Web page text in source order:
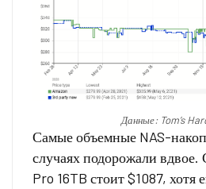
Данные: Tom’s
Самые объемные NAS-
случаях подорожали
Pro 16TB стоит $1087, хотя